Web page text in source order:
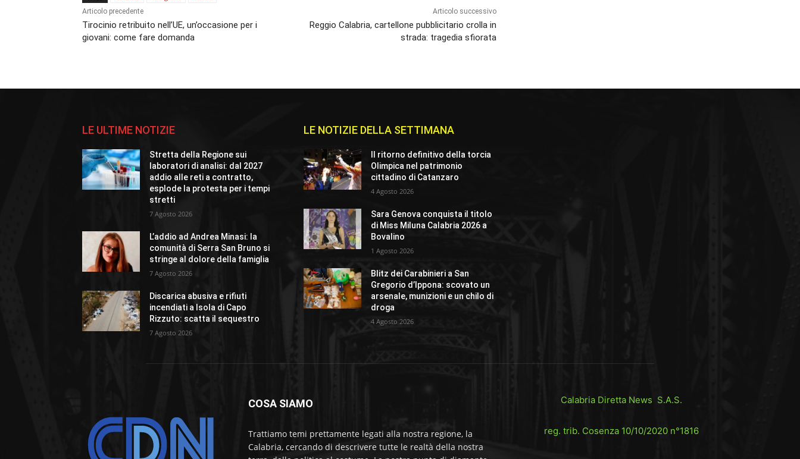
Articolo precedente
Tirocinio retribuito nell’UE, un’occasione per i
giovani: come fare domanda
Articolo successivo
Reggio Calabria, cartellone pubblicitario crolla in
strada: tragedia sfiorata
LE ULTIME NOTIZIE
Stretta della Regione sui
laboratori di analisi: dal 2027
addio alle reti a contratto,
esplode la protesta per i tempi
stretti
7 Agosto 2026
L’addio ad Andrea Minasi: la
comunità di Serra San Bruno si
stringe al dolore della famiglia
7 Agosto 2026
Discarica abusiva e rifiuti
incendiati a Isola di Capo
Rizzuto: scatta il sequestro
7 Agosto 2026
LE NOTIZIE DELLA SETTIMANA
Il ritorno definitivo della torcia
Olimpica nel patrimonio
cittadino di Catanzaro
4 Agosto 2026
Sara Genova conquista il titolo
di Miss Miluna Calabria 2026 a
Bovalino
1 Agosto 2026
Blitz dei Carabinieri a San
Gregorio d’Ippona: scovato un
arsenale, munizioni e un chilo di
droga
4 Agosto 2026
COSA SIAMO
Trattiamo temi prettamente legati alla nostra regione, la
Calabria, cercando di descrivere tutte le realtà della nostra
Calabria Diretta News S.A.S.
reg. trib. Cosenza 10/10/2020 n°1816